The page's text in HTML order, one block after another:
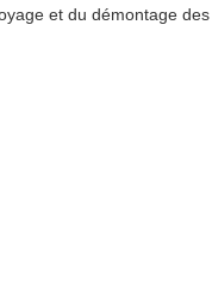
et du démontage